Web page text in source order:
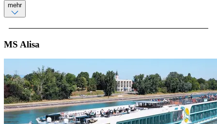
mehr
MS Alisa